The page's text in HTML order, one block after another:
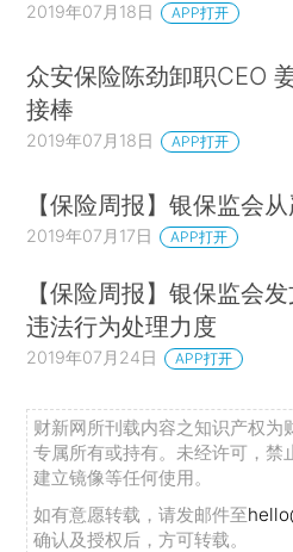
2019年07月18日 APP打开
众安保险陈劲卸职CEO
接棒
2019年07月18日 APP打开
【保险周报】银保监会
2019年07月17日 APP打开
【保险周报】银保监会
违法行为处理力度
2019年07月24日 APP打开
财新网所刊载内容之知识产权为
专属所有或持有。未经许可，禁
建立镜像等任何使用。
如有意愿转载，请发邮件至
确认及授权后，方可转载。